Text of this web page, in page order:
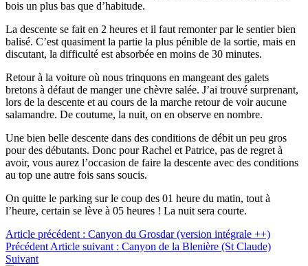
bois un plus bas que d’habitude.
La descente se fait en 2 heures et il faut remonter par le sentier bien
balisé. C’est quasiment la partie la plus pénible de la sortie, mais en
discutant, la difficulté est absorbée en moins de 30 minutes.
Retour à la voiture où nous trinquons en mangeant des galets
bretons à défaut de manger une chèvre salée. J’ai trouvé surprenant,
lors de la descente et au cours de la marche retour de voir aucune
salamandre. De coutume, la nuit, on en observe en nombre.
Une bien belle descente dans des conditions de débit un peu gros
pour des débutants. Donc pour Rachel et Patrice, pas de regret à
avoir, vous aurez l’occasion de faire la descente avec des conditions
au top une autre fois sans soucis.
On quitte le parking sur le coup des 01 heure du matin, tout à
l’heure, certain se lève à 05 heures ! La nuit sera courte.
Article précédent : Canyon du Grosdar (version intégrale ++)
Précédent Article suivant : Canyon de la Blenière (St Claude)
Suivant